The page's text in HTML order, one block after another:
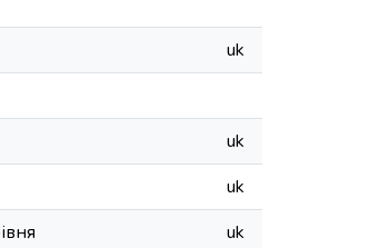
uk
uk
uk
uk